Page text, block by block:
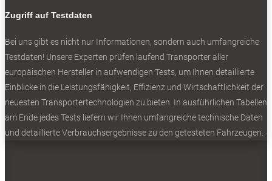
Volles Programm: Mercedes baut das Angebot der Citan-Famlie
Zugriff auf Testdaten
Bei uns gibt es nicht nur Informationen, sondern auch umfangreiche
Testdaten! Unsere Experten prüfen laufend Transporter aller
europäischen Hersteller in aufwendigen Tests, um Ihnen detaillierte
Einblicke in die Leistungsfähigkeit, Effizienz und Wirtschaftlichkeit der
neuesten Transportertechnologien zu bieten. In ausführlichen Tabellen
am Ende jedes Tests liefern wir Ihnen umfangreiche technische Daten
und detaillierte Verbrauchsergebnisse zu den getesteten Fahrzeugen.